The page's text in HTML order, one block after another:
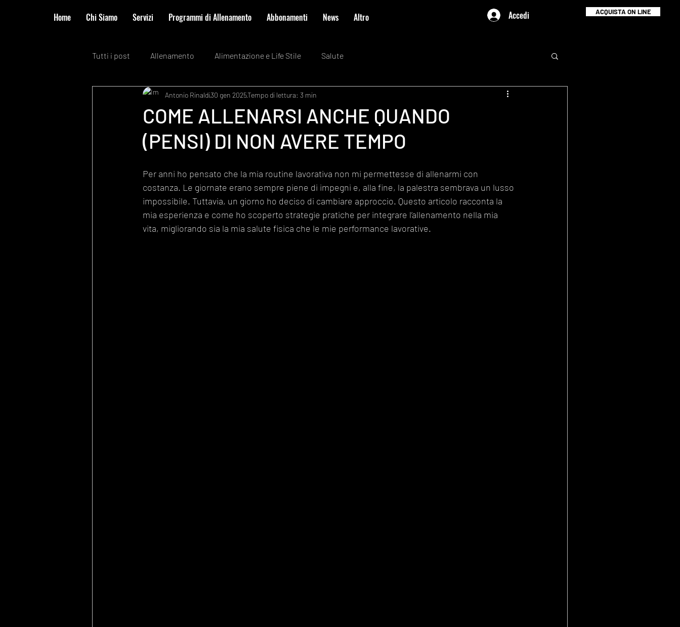
Home Chi Siamo Servizi Programmi di Allenamento Abbonamenti News Altro Accedi ACQUISTA ON LINE
Tutti i post Allenamento Alimentazione e Life Stile Salute
COME ALLENARSI ANCHE QUANDO
(PENSI) DI NON AVERE TEMPO
Antonio Rinaldi30 gen 2025Tempo di lettura: 3 min
Per anni ho pensato che la mia routine lavorativa non mi permettesse di allenarmi con
costanza. Le giornate erano sempre piene di impegni e, alla fine, la palestra sembrava un lusso
impossibile. Tuttavia, un giorno ho deciso di cambiare approccio. Questo articolo racconta la
mia esperienza e come ho scoperto strategie pratiche per integrare l’allenamento nella mia
vita, migliorando sia la mia salute fisica che le mie performance lavorative.